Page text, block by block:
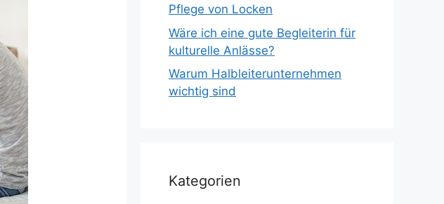
Pflege von Locken
Wäre ich eine gute Begleiterin für
kulturelle Anlässe?
Warum Halbleiterunternehmen
wichtig sind
Kategorien